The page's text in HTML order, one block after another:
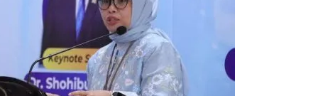
tahun 2023 menjadi 110,67 juta orang pada tahun ini.